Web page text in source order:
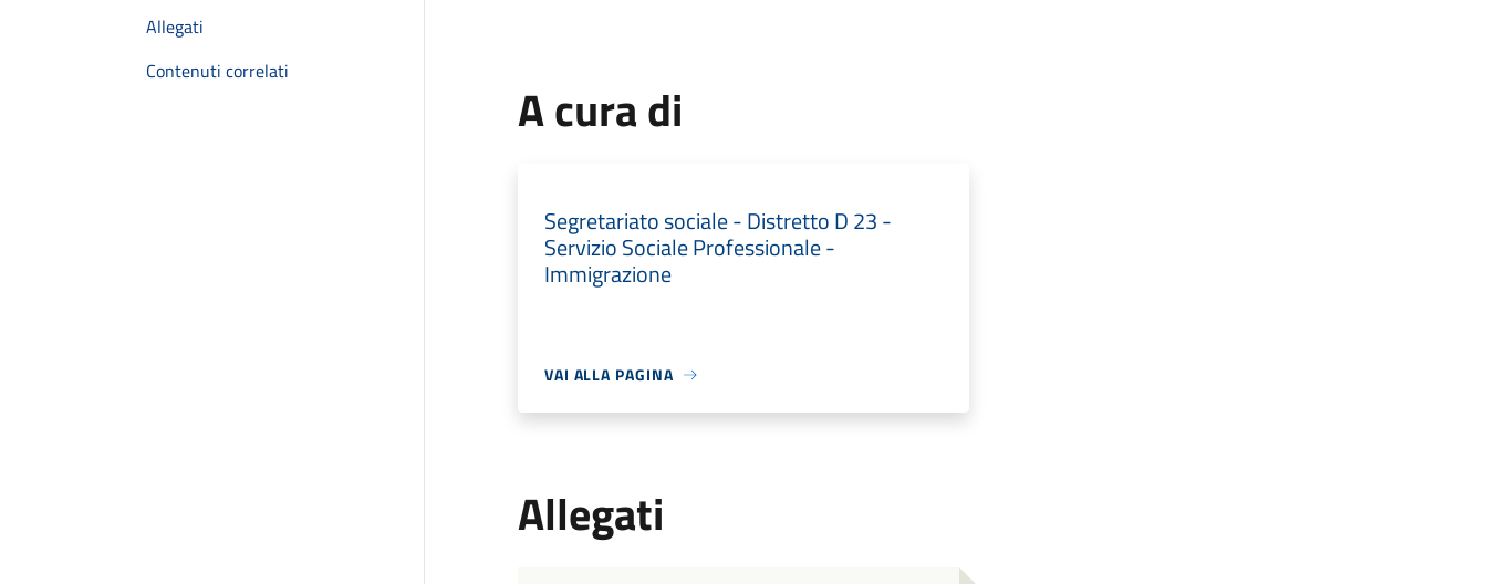
Allegati
Contenuti correlati
A cura di
Segretariato sociale - Distretto D 23 -
Servizio Sociale Professionale -
Immigrazione
VAI ALLA PAGINA
Allegati